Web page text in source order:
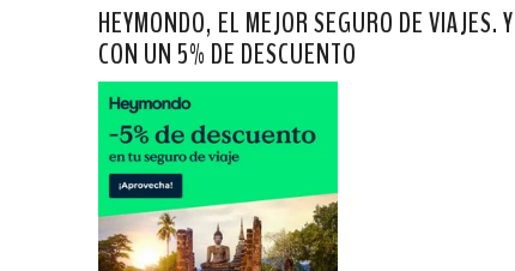
HEYMONDO, EL MEJOR SEGURO DE VIAJES. Y
CON UN 5% DE DESCUENTO